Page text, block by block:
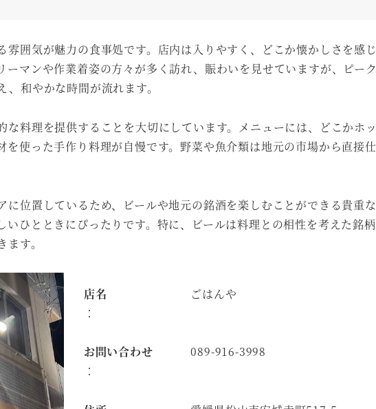
雰囲気が魅力の食事処です。店内は入りやすく、どこか懐かしさを感じ
マンや作業着姿の方々が多く訪れ、賑わいを見せていますが、ピーク
和やかな時間が流れます。
料理を提供することを大切にしています。メニューには、どこかホッ
使った手作り料理が自慢です。野菜や魚介類は地元の市場から直接仕
に位置しているため、ビールや地元の銘酒を楽しむことができる貴重な
ひとときにぴったりです。特に、ビールは料理との相性を考えた銘柄
す。
店名
：
ごはんや
お問い合わせ
：
089-916-3998